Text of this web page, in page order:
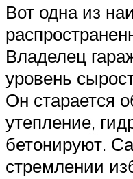
Вот одна из
Владелец
уровень
Он старается
утепление,
бетонируют.
стремлении